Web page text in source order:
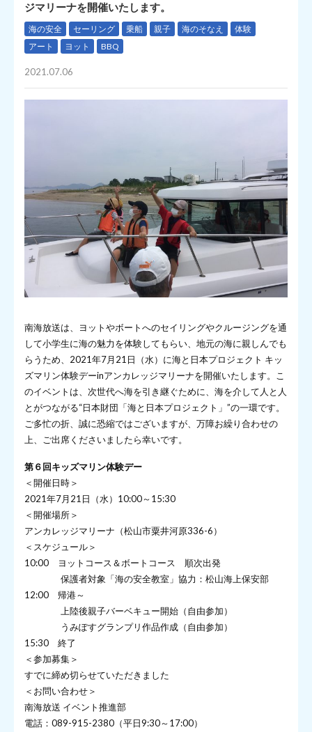
ジマリーナを開催いたします。
海の安全 セーリング 乗船 親子 海のそなえ
体験
アート
ヨット BBQ
2021.07.06
南海放送は、ヨットやボートへのセイリングやクルージングを通
して小学生に海の魅力を体験してもらい、地元の海に親しんでも
らうため、2021年7月21日（水）に海と日本プロジェクト キッ
ズマリン体験デーinアンカレッジマリーナを開催いたします。こ
のイベントは、次世代へ海を引き継ぐために、海を介して人と人
とがつながる“日本財団「海と日本プロジェクト」”の一環です。
ご多忙の折、誠に恐縮ではございますが、万障お繰り合わせの
上、ご出席くださいましたら幸いです。
第６回キッズマリン体験デー
＜開催日時＞
2021年7月21日（水）10:00～15:30
＜開催場所＞
アンカレッジマリーナ（松山市粟井河原336-6）
＜スケジュール＞
10:00 ヨットコース＆ボートコース 順次出発
保護者対象「海の安全教室」協力：松山海上保安部
12:00 帰港～
上陸後親子バーベキュー開始（自由参加）
うみぽすグランプリ作品作成（自由参加）
15:30 終了
＜参加募集＞
すでに締め切らせていただきました
＜お問い合わせ＞
南海放送 イベント推進部
電話：089-915-2380（平日9:30～17:00）